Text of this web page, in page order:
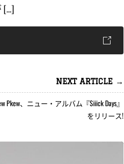
[…]
NEXT ARTICLE →
Pkew、ニュー・アルバム『Siiick Days』
をリリース!